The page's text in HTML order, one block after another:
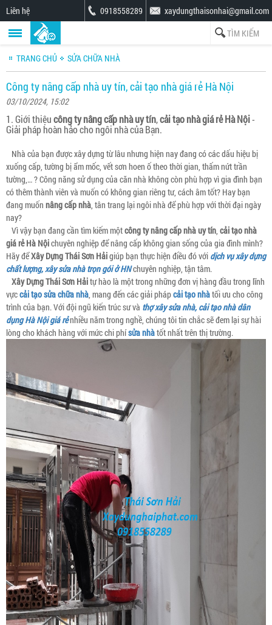
Liên hệ xaydungthaisonhai@gmail.com
0918558289
TRANG CHỦ SỬA CHỮA NHÀ
Công ty nâng cấp nhà uy tín, cải tạo nhà giá rẻ Hà Nội
03/10/2024, 15:02
1. Giới thiệucông ty nâng cấp nhà uy tín,cải tạo nhà giá rẻ Hà Nội-
Giải pháp hoàn hảo cho ngôi nhà của Bạn.
Nhà của bạn được xây dựng từ lâu nhưng hiện nay đang có các dấu hiệu bị
xuống cấp, tường bị ẩm mốc, vết sơn hoen ố theo thời gian, thấm nứt trần
tường,… ? Công năng sử dụng của căn nhà không còn phù hợp vì gia đình bạn
có thêm thành viên và muốn có không gian riêng tư, cách âm tốt? Hay bạn
đang muốn nâng cấp nhà, tân trang lại ngôi nhà để phù hợp với thời đại ngày
nay?
Vì vậy bạn đang cần tìm kiếm mộtcông ty nâng cấp nhà uy tín, cải tạo nhà
giá rẻ Hà Nộichuyên nghiệp để nâng cấp không gian sống của gia đình mình?
Hãy đểXây Dựng Thái Sơn Hảigiúp bạn thực hiện điều đó với dịch vụ xây dựng
chất lượng, xây sửa nhà trọn gói ở HNchuyên nghiệp, tận tâm.
Xây Dựng Thái Sơn Hảitự hào là một trong những đơn vị hàng đầu trong lĩnh
vựccải tạo sửa chữa nhà, mang đến các giải phápcải tạo nhàtối ưu cho công
trình của bạn. Với đội ngũ kiến trúc sư và thợ xây sửa nhà, cải tạo nhà dân
dụng Hà Nội giá rẻnhiều năm trong nghề, chúng tôi tin chắc sẽ đem lại sự hài
lòng cho khách hàng với mức chi phísửa nhàtốt nhất trên thị trường.